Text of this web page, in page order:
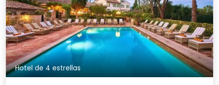
Hotel de 4 estrellas